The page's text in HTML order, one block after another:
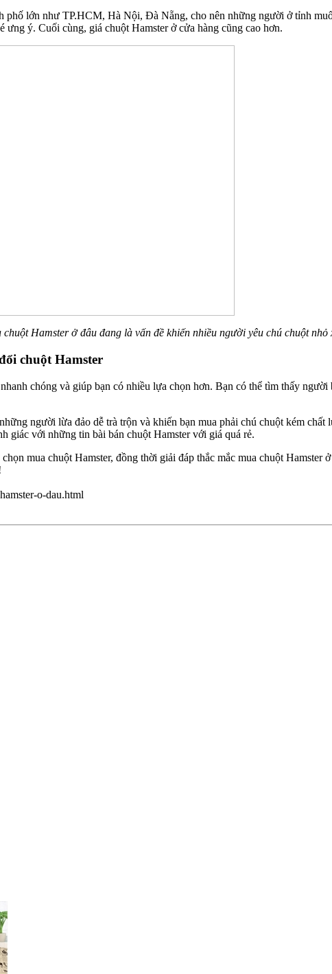
phố lớn như TP.HCM, Hà Nội, Đà Nẵng, cho nên những người ở tỉnh
ý. Cuối cùng, giá chuột Hamster ở cửa hàng cũng cao hơn.
chuột Hamster ở đâu đang là vấn đề khiến nhiều người yêu chú chuột nhỏ
chuột Hamster
chóng và giúp bạn có nhiều lựa chọn hơn. Bạn có thể tìm thấy
người lừa đảo dễ trà trộn và khiến bạn mua phải chú chuột kém
giác với những tin bài bán chuột Hamster với giá quá rẻ.
mua chuột Hamster, đồng thời giải đáp thắc mắc mua chuột
o-dau.html